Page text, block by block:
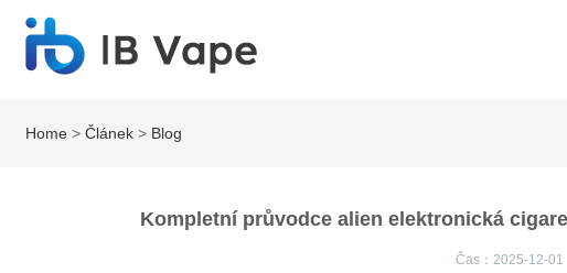
Home >Článek > Blog
Kompletní průvodce alien elektronická
Čas：2025-12-01